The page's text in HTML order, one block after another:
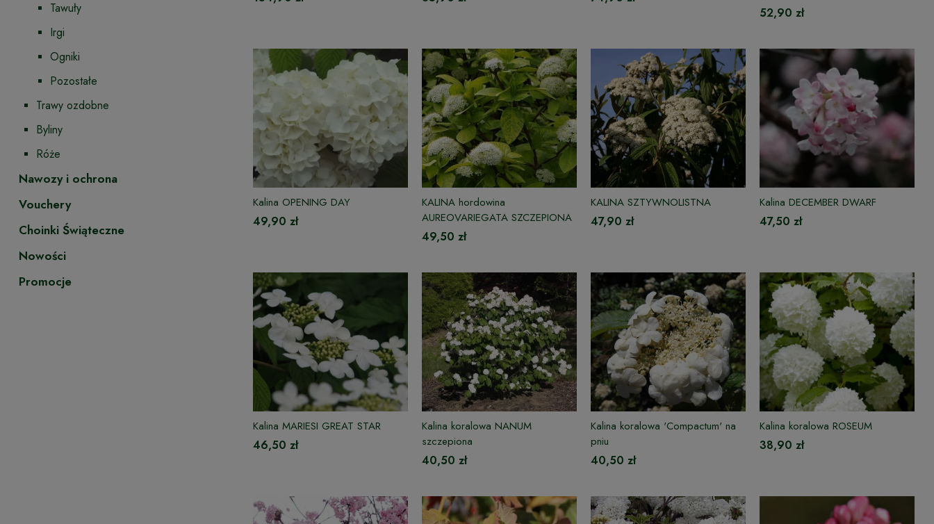
Tawuły
Irgi
Ogniki
Pozostałe
Trawy ozdobne
Byliny
Róże
Nawozy i ochrona
Vouchery
Choinki Świąteczne
Nowości
Promocje
52,90 zł
Kalina OPENING DAY
49,90 zł
KALINA hordowina
AUREOVARIEGATA SZCZEPIONA
49,50 zł
KALINA SZTYWNOLISTNA
47,90 zł
Kalina DECEMBER DWARF
47,50 zł
Kalina MARIESI GREAT STAR
46,50 zł
Kalina koralowa NANUM
szczepiona
40,50 zł
Kalina koralowa 'Compactum' na
pniu
40,50 zł
Kalina koralowa ROSEUM
38,90 zł